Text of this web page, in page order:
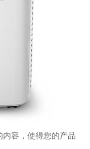
容，使得您的产品